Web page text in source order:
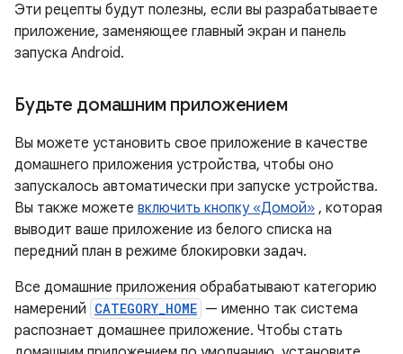
Эти рецепты будут полезны, если вы разрабатываете
приложение, заменяющее главный экран и панель
запуска Android.
Будьте домашним приложением
Вы можете установить свое приложение в качестве
домашнего приложения устройства, чтобы оно
запускалось автоматически при запуске устройства.
Вы также можете включить кнопку «Домой» , которая
выводит ваше приложение из белого списка на
передний план в режиме блокировки задач.
Все домашние приложения обрабатывают категорию
намерений CATEGORY_HOME — именно так система
распознает домашнее приложение. Чтобы стать